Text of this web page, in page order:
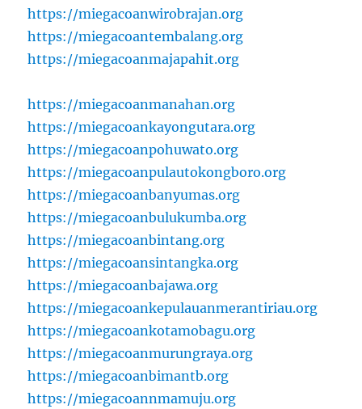
https://miegacoanwirobrajan.org
https://miegacoantembalang.org
https://miegacoanmajapahit.org
https://miegacoanmanahan.org
https://miegacoankayongutara.org
https://miegacoanpohuwato.org
https://miegacoanpulautokongboro.org
https://miegacoanbanyumas.org
https://miegacoanbulukumba.org
https://miegacoanbintang.org
https://miegacoansintangka.org
https://miegacoanbajawa.org
https://miegacoankepulauanmerantiriau.org
https://miegacoankotamobagu.org
https://miegacoanmurungraya.org
https://miegacoanbimantb.org
https://miegacoannmamuju.org